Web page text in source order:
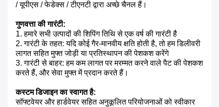
/ यूपीएस / फेडेक्स / टीएनटी द्वारा अच्छे चैनल हैं।
गुणवत्ता की गारंटी:
1. हमारे सभी उत्पादों की शिपिंग तिथि से एक वर्ष की गारंटी है
2. गारंटी के तहत: यदि कोई गैर-मानवीय क्षति होती है, तो हम डिलीवरी
लागत सहित मुफ्त जोड़ी या प्रतिस्थापन की पेशकश करेंगे
3. गारंटी से बाहर: हम कम लागत पर मरम्मत करने वाले पैट की पेशकश
करते हैं, और सेवा मुफ्त में प्रदान करते हैं।
कस्टम डिजाइन का स्वागत है:
सॉफ्टवेयर और हार्डवेयर सहित अनुकूलित परियोजनाओं को स्वीकार